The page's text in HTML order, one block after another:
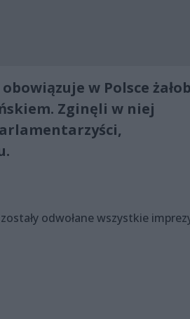
w Polsce
Zginęli w niej
zostały odwołane wszystkie